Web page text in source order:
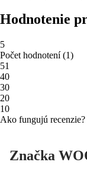
Hodnotenie
5
Počet hodnotení(1)
51
40
30
20
10
Ako fungujú recenzie?
Značka